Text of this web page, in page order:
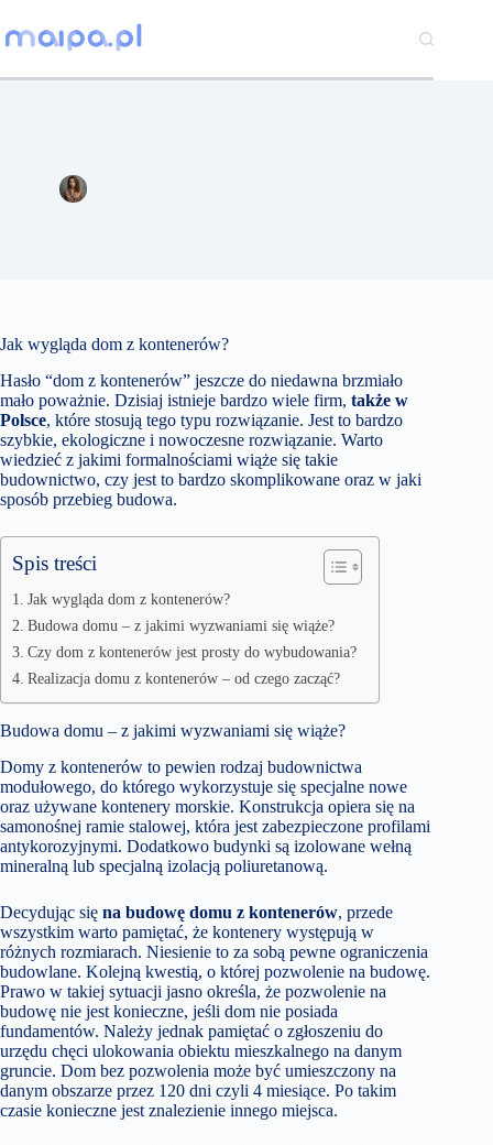
do
treści
Jak wygląda dom z kontenerów?
Hasło “dom z kontenerów” jeszcze do niedawna brzmiało
mało poważnie. Dzisiaj istnieje bardzo wiele firm, także w
Polsce, które stosują tego typu rozwiązanie. Jest to bardzo
szybkie, ekologiczne i nowoczesne rozwiązanie. Warto
wiedzieć z jakimi formalnościami wiąże się takie
budownictwo, czy jest to bardzo skomplikowane oraz w jaki
sposób przebieg budowa.
Spis treści
Jak wygląda dom z kontenerów?
Budowa domu – z jakimi wyzwaniami się wiąże?
Czy dom z kontenerów jest prosty do wybudowania?
Realizacja domu z kontenerów – od czego zacząć?
Budowa domu – z jakimi wyzwaniami się wiąże?
Domy z kontenerów to pewien rodzaj budownictwa
modułowego, do którego wykorzystuje się specjalne nowe
oraz używane kontenery morskie. Konstrukcja opiera się na
samonośnej ramie stalowej, która jest zabezpieczone profilami
antykorozyjnymi. Dodatkowo budynki są izolowane wełną
mineralną lub specjalną izolacją poliuretanową.
Decydując się na budowę domu z kontenerów, przede
wszystkim warto pamiętać, że kontenery występują w
różnych rozmiarach. Niesienie to za sobą pewne ograniczenia
budowlane. Kolejną kwestią, o której pozwolenie na budowę.
Prawo w takiej sytuacji jasno określa, że pozwolenie na
budowę nie jest konieczne, jeśli dom nie posiada
fundamentów. Należy jednak pamiętać o zgłoszeniu do
urzędu chęci ulokowania obiektu mieszkalnego na danym
gruncie. Dom bez pozwolenia może być umieszczony na
danym obszarze przez 120 dni czyli 4 miesiące. Po takim
czasie konieczne jest znalezienie innego miejsca.